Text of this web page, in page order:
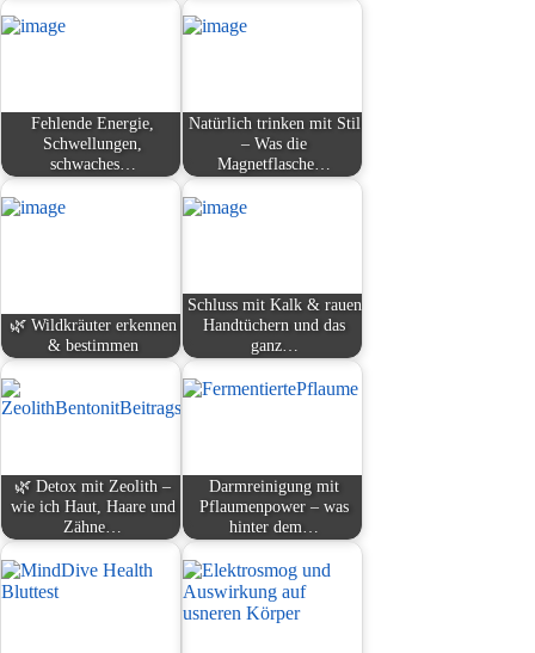
Fehlende Energie,
Schwellungen,
schwaches…
Natürlich trinken mit Stil
– Was die
Magnetflasche…
🌿 Wildkräuter erkennen
& bestimmen
Schluss mit Kalk & rauen
Handtüchern und das
ganz…
🌿 Detox mit Zeolith –
wie ich Haut, Haare und
Zähne…
Darmreinigung mit
Pflaumenpower – was
hinter dem…